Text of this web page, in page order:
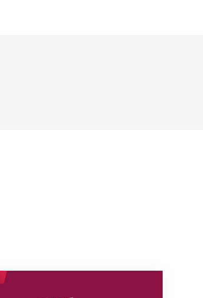
ab 1. August 2026